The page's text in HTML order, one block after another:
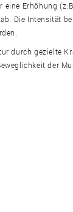
Erhöhung
Die Intensität
durch gezielte
der